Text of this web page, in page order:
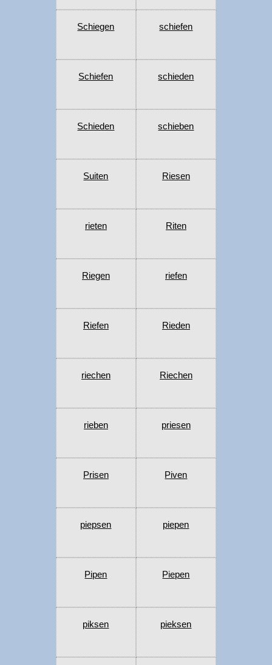
Schiegen schiefen
Schiefen schieden
Schieden schieben
Suiten Riesen
rieten Riten
Riegen riefen
Riefen Rieden
riechen Riechen
rieben priesen
Prisen Piven
piepsen piepen
Pipen Piepen
piksen pieksen